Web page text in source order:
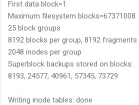
First data block=1
Maximum filesystem blocks=67371008
25 block groups
8192 blocks per group, 8192 fragments
2048 inodes per group
Superblock backups stored on blocks:
8193, 24577, 40961, 57345, 73729
Writing inode tables: